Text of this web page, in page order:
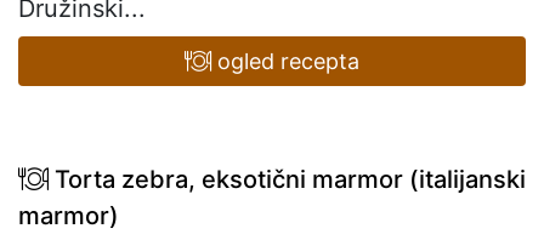
Družinski...
ogled recepta
Torta zebra, eksotični marmor (italijanski
marmor)